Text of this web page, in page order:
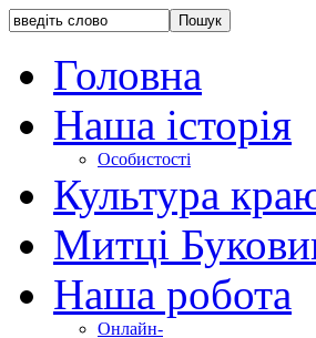
Головна
Наша історія
Особистості
Культура
Митці
Наша робота
Онлайн-